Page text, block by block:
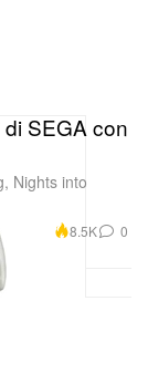
SEGA con
Nights into
8.5K 0